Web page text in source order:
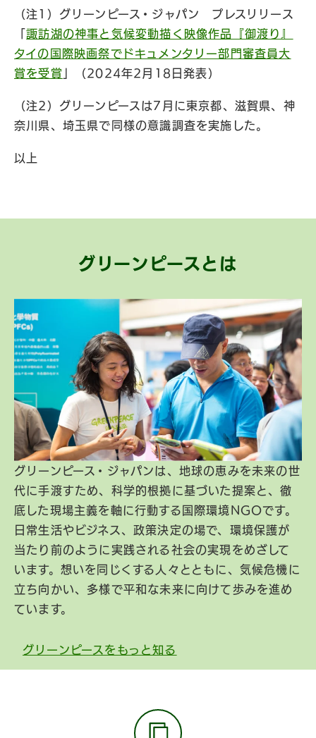
（注1）グリーンピース・ジャパン プレスリリース
「諏訪湖の神事と気候変動描く映像作品『御渡り』
タイの国際映画祭でドキュメンタリー部門審査員大
賞を受賞
」（2024年2月18日発表）
（注2）グリーンピースは7月に東京都、滋賀県、神
奈川県、埼玉県で同様の意識調査を実施した。
以上
グリーンピースとは
グリーンピース・ジャパンは、地球の恵みを未来の世
代に手渡すため、科学的根拠に基づいた提案と、徹
底した現場主義を軸に行動する国際環境NGOです。
日常生活やビジネス、政策決定の場で、環境保護が
当たり前のように実践される社会の実現をめざして
います。想いを同じくする人々とともに、気候危機に
立ち向かい、多様で平和な未来に向けて歩みを進め
ています。
グリーンピースをもっと知る